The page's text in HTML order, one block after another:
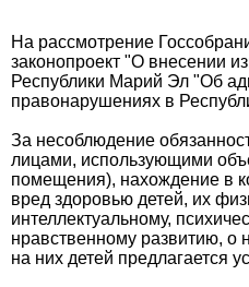
На рассмотрение
законопроект "О внесении
Республики Марий Эл "Об
правонарушениях в
За несоблюдение
лицами, использующими
помещения), нахождение в
вред здоровью детей, их
интеллектуальному,
нравственному развитию, о
на них детей предлагается